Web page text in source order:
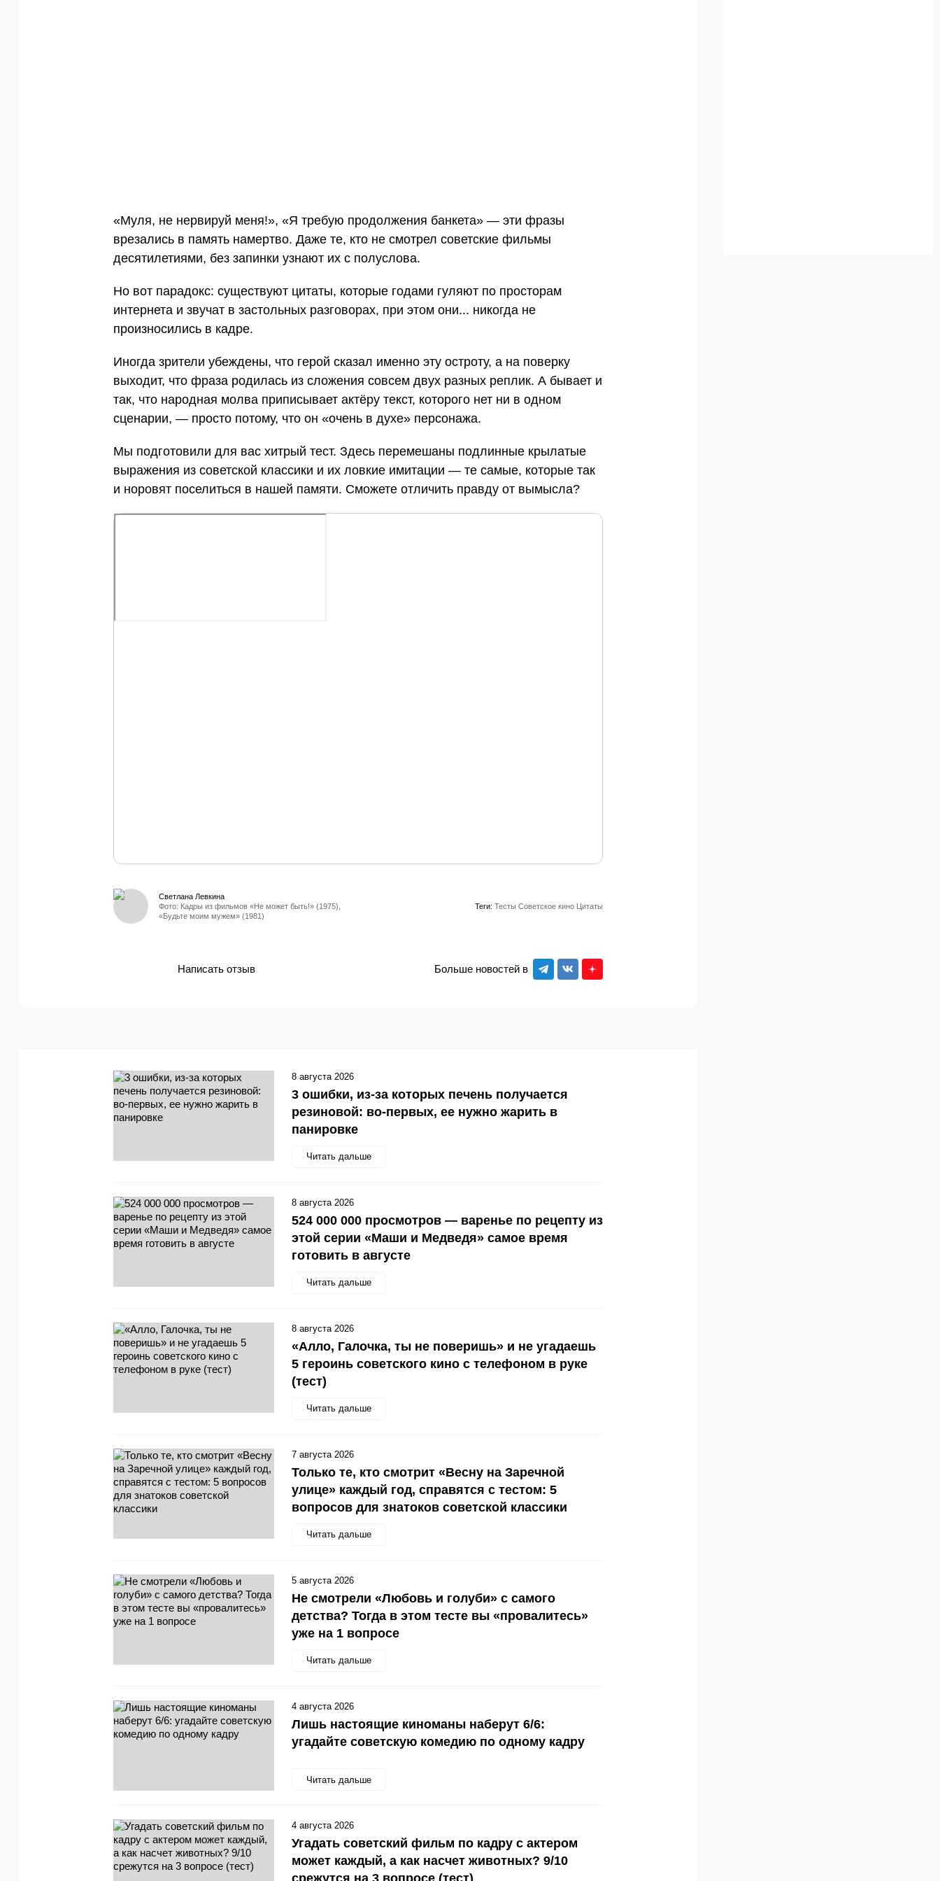
«Муля, не нервируй меня!», «Я требую продолжения банкета» — эти фразы
врезались в память намертво. Даже те, кто не смотрел советские фильмы
десятилетиями, без запинки узнают их с полуслова.
Но вот парадокс: существуют цитаты, которые годами гуляют по просторам
интернета и звучат в застольных разговорах, при этом они... никогда не
произносились в кадре.
Иногда зрители убеждены, что герой сказал именно эту остроту, а на поверку
выходит, что фраза родилась из сложения совсем двух разных реплик. А бывает и
так, что народная молва приписывает актёру текст, которого нет ни в одном
сценарии, — просто потому, что он «очень в духе» персонажа.
Мы подготовили для вас хитрый тест. Здесь перемешаны подлинные крылатые
выражения из советской классики и их ловкие имитации — те самые, которые так
и норовят поселиться в нашей памяти. Сможете отличить правду от вымысла?
Фото: Кадры из фильмов «Не может быть!» (1975),
«Будьте моим мужем» (1981)
Светлана Левкина
Теги: Тесты Советское кино Цитаты
Больше новостей в
Написать отзыв
3 ошибки, из-за которых печень получается
резиновой: во-первых, ее нужно жарить в
панировке
Читать дальше
8 августа 2026
524 000 000 просмотров — варенье по рецепту из
этой серии «Маши и Медведя» самое время
готовить в августе
Читать дальше
8 августа 2026
«Алло, Галочка, ты не поверишь» и не угадаешь
5 героинь советского кино с телефоном в руке
(тест)
Читать дальше
8 августа 2026
Только те, кто смотрит «Весну на Заречной
улице» каждый год, справятся с тестом: 5
вопросов для знатоков советской классики
Читать дальше
7 августа 2026
Не смотрели «Любовь и голуби» с самого
детства? Тогда в этом тесте вы «провалитесь»
уже на 1 вопросе
Читать дальше
5 августа 2026
Лишь настоящие киноманы наберут 6/6:
угадайте советскую комедию по одному кадру
Читать дальше
4 августа 2026
Угадать советский фильм по кадру с актером
может каждый, а как насчет животных? 9/10
4 августа 2026